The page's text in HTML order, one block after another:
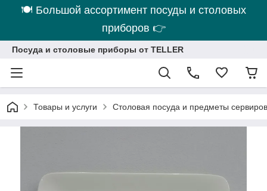
🍽 Большой ассортимент посуды и столовых
приборов 👉
Посуда и столовые приборы от TELLER
Товары и услуги Столовая посуда и предметы